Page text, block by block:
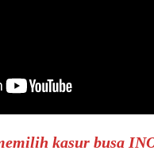
kasur busa